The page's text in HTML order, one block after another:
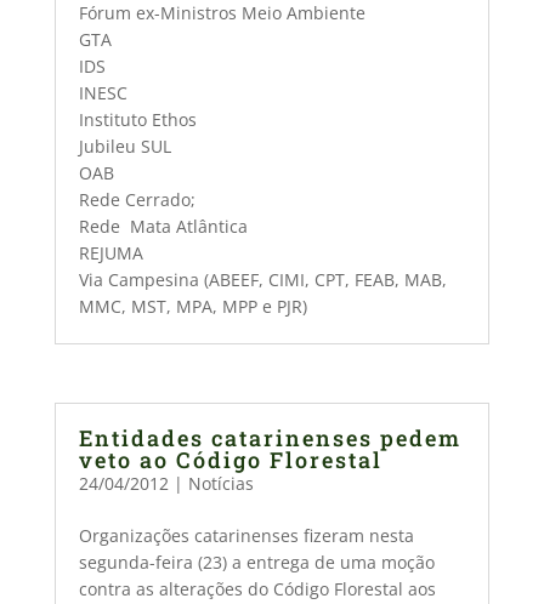
Fórum ex-Ministros Meio Ambiente
GTA
IDS
INESC
Instituto Ethos
Jubileu SUL
OAB
Rede Cerrado;
Rede Mata Atlântica
REJUMA
Via Campesina (ABEEF, CIMI, CPT, FEAB, MAB,
MMC, MST, MPA, MPP e PJR)
Entidades catarinenses pedem
veto ao Código Florestal
24/04/2012| Notícias
Organizações catarinenses fizeram nesta
segunda-feira (23) a entrega de uma moção
contra as alterações do Código Florestal aos